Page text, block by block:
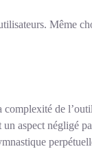
Même
de
aspect négligé